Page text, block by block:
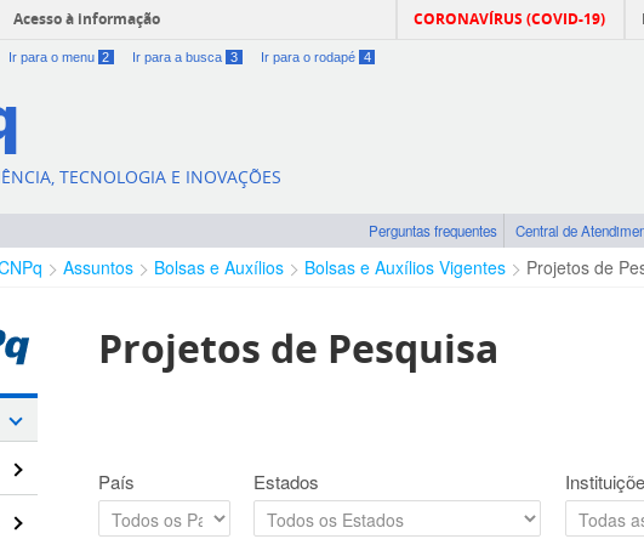
Acesso à informação CORONAVÍRUS (COVID-19)
Ir para o menu 2 Ir para a busca 3 Ir para o rodapé 4
TECNOLOGIA E INOVAÇÕES
Perguntas frequentes Central de
Assuntos Bolsas e Auxílios Bolsas e Auxílios Vigentes Projetos de
Projetos de Pesquisa
País Estados